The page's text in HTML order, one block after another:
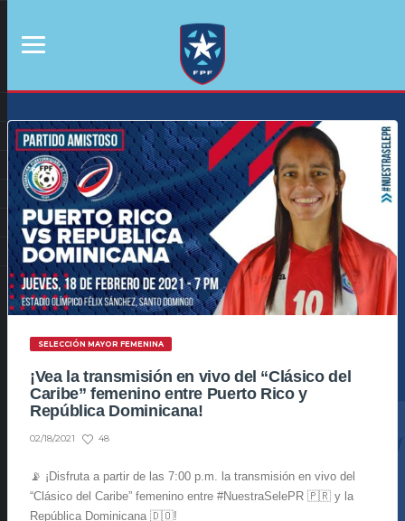
SELECCIÓN MAYOR FEMENINA
¡Vea la transmisión en vivo del “Clásico del
Caribe” femenino entre Puerto Rico y
República Dominicana!
02/18/2021 48
📡 ¡Disfruta a partir de las 7:00 p.m. la transmisión en vivo del
“Clásico del Caribe” femenino entre #NuestraSelePR 🇵🇷 y la
República Dominicana 🇩🇴!